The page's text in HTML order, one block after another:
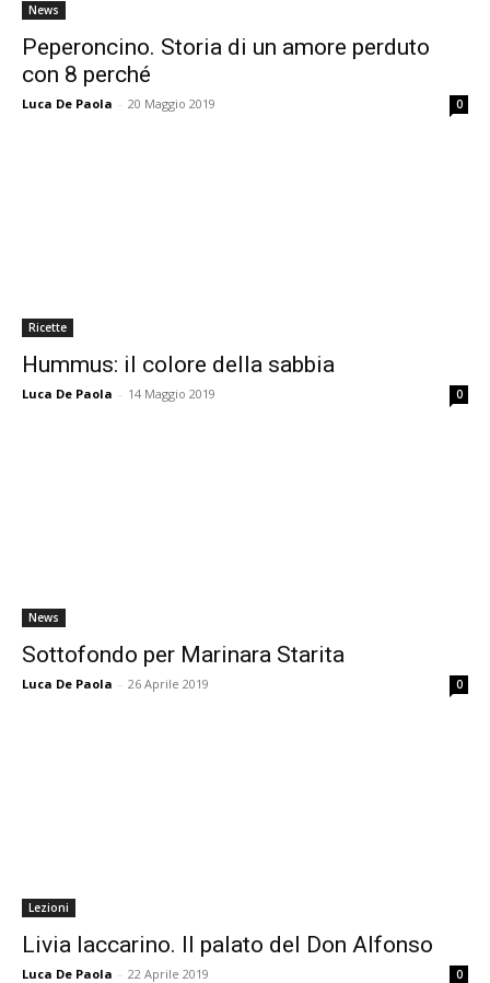
News
Peperoncino. Storia di un amore perduto
con 8 perché
Luca De Paola - 20 Maggio 2019 0
Ricette
Hummus: il colore della sabbia
Luca De Paola - 14 Maggio 2019 0
News
Sottofondo per Marinara Starita
Luca De Paola - 26 Aprile 2019 0
Lezioni
Livia Iaccarino. Il palato del Don Alfonso
Luca De Paola - 22 Aprile 2019 0